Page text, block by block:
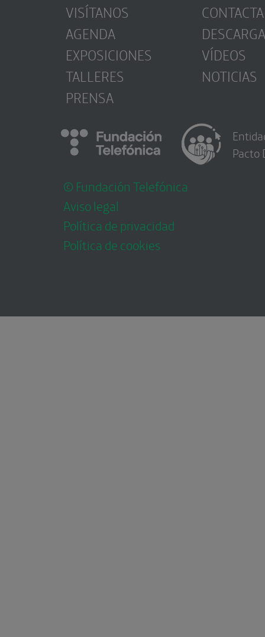
VISÍTANOS
AGENDA
EXPOSICIONES
TALLERES
PRENSA
CONTACTA
VÍDEOS
NOTICIAS
© Fundación Telefónica
Aviso legal
Política de privacidad
Política de cookies
Pacto